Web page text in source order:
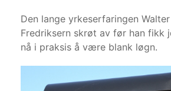
Den lange yrkeserfaringen
Fredriksern skrøt av før han fikk
nå i praksis å være blank løgn.